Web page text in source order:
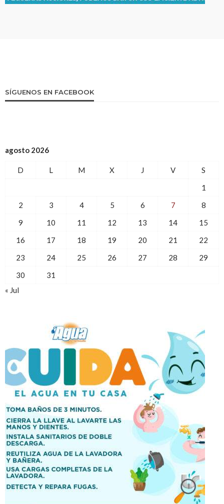
SÍGUENOS EN FACEBOOK
agosto 2026
D L M X J V
S
1
2
3 4 5 6 7
8
9
10 11 12 13 14
15
16
17 18 19 20 21
22
23
24 25 26 27 28
29
30
31
« Jul